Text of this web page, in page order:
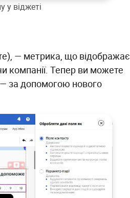
віджеті
— метрика, що відображає
компанії. Тепер ви можете
— за допомогою нового